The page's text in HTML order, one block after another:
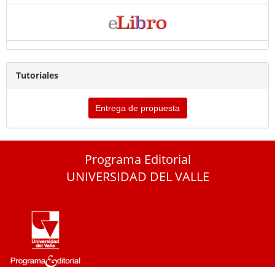
Tutoriales
Entrega de propuesta
Programa Editorial
UNIVERSIDAD DEL VALLE